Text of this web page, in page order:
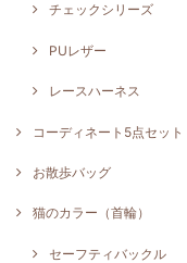
チェックシリーズ
PUレザー
レースハーネス
コーディネート5点セット
お散歩バッグ
猫のカラー（首輪）
セーフティバックル